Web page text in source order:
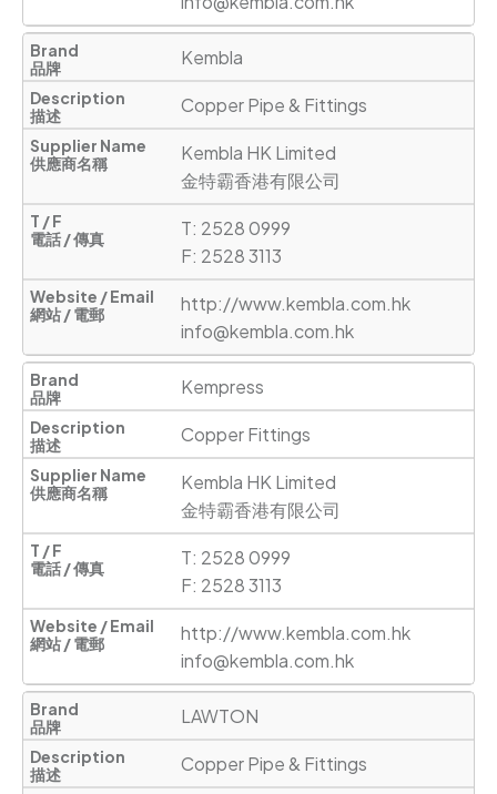
Kembla
Copper Pipe & Fittings
Kembla HK Limited
金特霸香港有限公司
T: 2528 0999
F: 2528 3113
http://www.kembla.com.hk
info@kembla.com.hk
Kempress
Copper Fittings
Kembla HK Limited
金特霸香港有限公司
T: 2528 0999
F: 2528 3113
http://www.kembla.com.hk
info@kembla.com.hk
LAWTON
Copper Pipe & Fittings